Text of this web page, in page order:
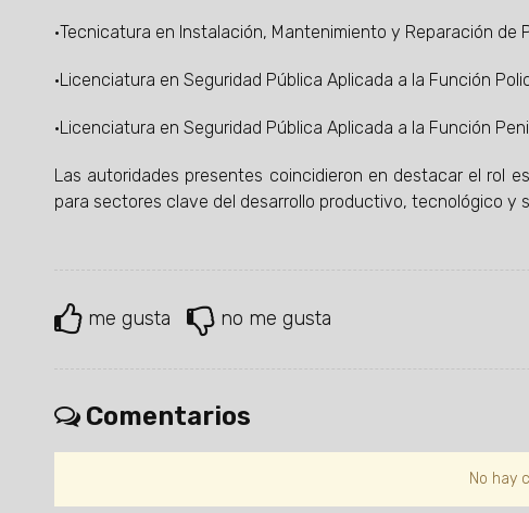
·Tecnicatura en Instalación, Mantenimiento y Reparación de
·Licenciatura en Seguridad Pública Aplicada a la Función
·Licenciatura en Seguridad Pública Aplicada a la Función
Las autoridades presentes coincidieron en destacar el rol
para sectores clave del desarrollo productivo, tecnológico y
me gusta no me gusta
Comentarios
No hay